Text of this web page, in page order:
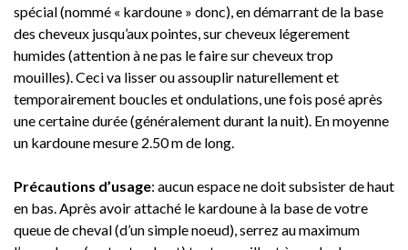
spécial (nommé « kardoune » donc), en démarrant de la base
des cheveux jusqu’aux pointes, sur cheveux légerement
humides (attention à ne pas le faire sur cheveux trop
mouilles). Ceci va lisser ou assouplir naturellement et
temporairement boucles et ondulations, une fois posé après
une certaine durée (généralement durant la nuit). En moyenne
un kardoune mesure 2.50 m de long.
Précautions d’usage: aucun espace ne doit subsister de haut
en bas. Après avoir attaché le kardoune à la base de votre
queue de cheval (d’un simple noeud), serrez au maximum